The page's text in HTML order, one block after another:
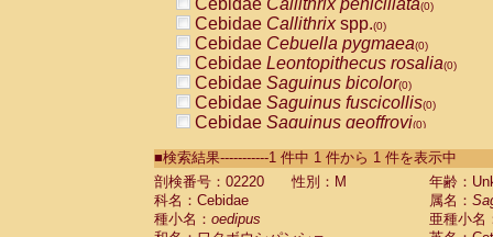
Cebidae Callithrix penicillata(0)
Cebidae Callithrixspp.(0)
Cebidae Cebuella pygmaea(0)
Cebidae Leontopithecus rosalia(0)
Cebidae Saguinus bicolor(0)
Cebidae Saguinus fuscicollis(0)
Cebidae Saguinus geoffroyi(0)
CebidaeSaguinus labiatus(0)
Cebidae Saguinus leucopus (0)
Cebidae
Cebidae
■検索結果-----------1 件中 1 件から 1 件を表示中
剖検番号：02220
性別：M
年齢：
科名：Cebidae
属名：
種小名： oedipus
亜種小名